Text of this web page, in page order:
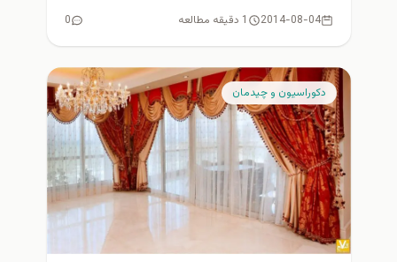
2014-08-04 1 دقیقه مطالعه 0
دكوراسيون و چيدمان